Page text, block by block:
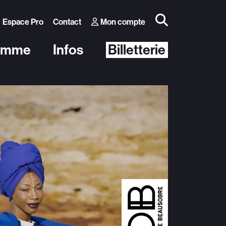
Espace Pro Contact Mon compte
Infos Billetterie
Autres événements
Conférence Thomas D’Ansembourg
Conférence Natacha Calestrémé
Morges-sous-Rire
Diabolo Festival